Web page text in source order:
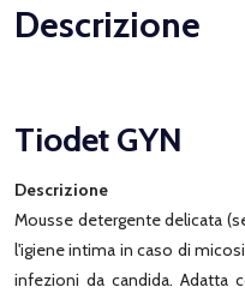
Descrizione
Tiodet GYN
Descrizione
Mousse detergente delicata
l'igiene intima in caso di
infezioni da candida. Adatta